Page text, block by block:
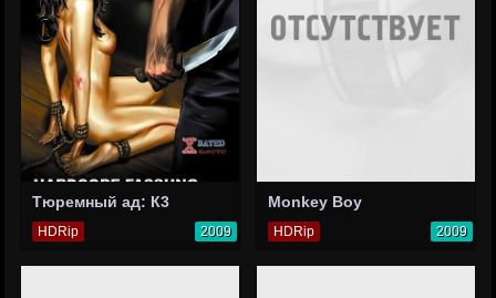
Тюремный ад: К3
HDRip 2009
Monkey Boy
HDRip 2009